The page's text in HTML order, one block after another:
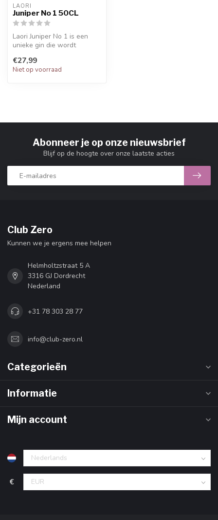
LAORI
Juniper No 1 50CL
Laori Juniper No 1 is een
unieke gin die wordt
en a...
€27,99
Niet op voorraad
Abonneer je op onze nieuwsbrief
Blijf op de hoogte over onze laatste acties
Club Zero
Kunnen we je ergens mee helpen
Helmholtzstraat 5 A
3316 GJ Dordrecht
Nederland
+31 78 303 28 77
info@club-zero.nl
Categorieën
Informatie
Mijn account
€